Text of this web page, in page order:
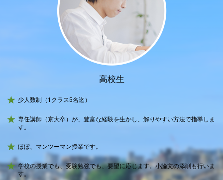
高校生
少人数制（1クラス5名迄）
専任講師（京大卒）が、豊富な経験を生かし、解りやすい方法で指導しま
す。
ほぼ、マンツーマン授業です。
学校の授業でも、受験勉強でも、要望に応じます。小論文の添削も行いま
す。